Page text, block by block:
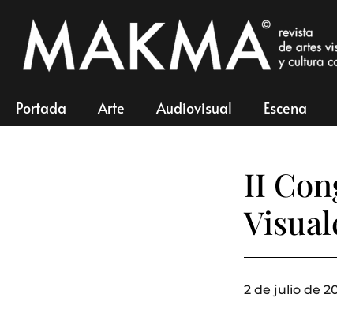
Portada Arte Audiovisual Escena
II
2 de julio de